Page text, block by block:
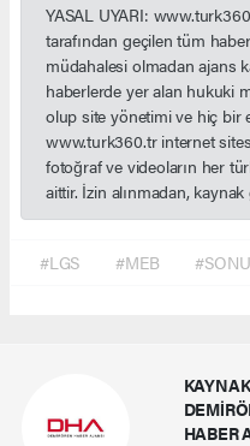
YASAL UYARI:
tarafından geçilen tüm
müdahalesi olmadan ajans
haberlerde yer alan hukuki
olup site yönetimi ve hiç bir
www.turk360.tr internet
fotoğraf ve videoların her
aittir. İzin alınmadan,
#LGS #MEB
HABER